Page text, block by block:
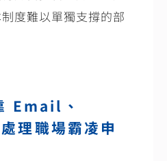
度難以單獨支撐的部
Email 、
處理職場霸凌申